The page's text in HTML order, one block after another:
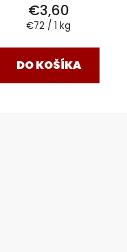
€3,60
Jednotková
€72 / 1 kg
DO KOŠÍKA